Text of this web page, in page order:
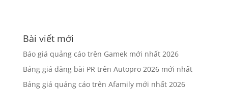
Bài viết mới
Báo giá quảng cáo trên Gamek mới nhất 2026
Bảng giá đăng bài PR trên Autopro 2026 mới nhất
Bảng giá quảng cáo trên Afamily mới nhất 2026